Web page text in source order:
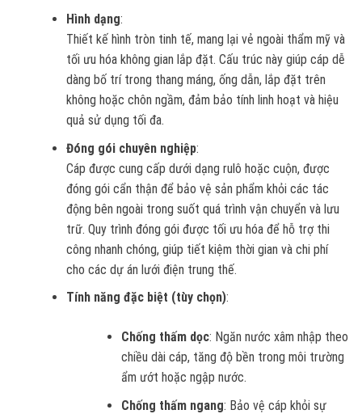
Hình dạng:
Thiết kế hình tròn tinh tế, mang lại vẻ ngoài thẩm mỹ và
tối ưu hóa không gian lắp đặt. Cấu trúc này giúp cáp dễ
dàng bố trí trong thang máng, ống dẫn, lắp đặt trên
không hoặc chôn ngầm, đảm bảo tính linh hoạt và hiệu
quả sử dụng tối đa.
Đóng gói chuyên nghiệp:
Cáp được cung cấp dưới dạng rulô hoặc cuộn, được
đóng gói cẩn thận để bảo vệ sản phẩm khỏi các tác
động bên ngoài trong suốt quá trình vận chuyển và lưu
trữ. Quy trình đóng gói được tối ưu hóa để hỗ trợ thi
công nhanh chóng, giúp tiết kiệm thời gian và chi phí
cho các dự án lưới điện trung thế.
Tính năng đặc biệt (tùy chọn):
Chống thấm dọc: Ngăn nước xâm nhập theo
chiều dài cáp, tăng độ bền trong môi trường
ẩm ướt hoặc ngập nước.
Chống thấm ngang: Bảo vệ cáp khỏi sự